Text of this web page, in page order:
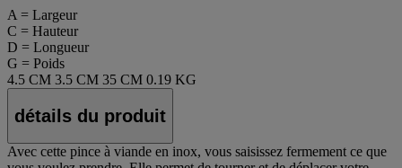
A = Largeur
C = Hauteur
D = Longueur
G = Poids
4.5 CM 3.5 CM 35 CM 0.19 KG
détails du produit
Avec cette pince à viande en inox, vous saisissez fermement ce que